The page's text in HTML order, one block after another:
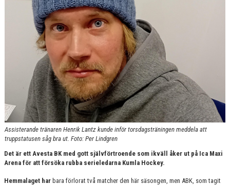
Assisterande tränaren Henrik Lantz kunde inför torsdagsträningen meddela att
truppstatusen såg bra ut. Foto: Per Lindgren
Det är ett Avesta BK med gott självförtroende som ikväll åker ut på Ica Maxi
Arena för att försöka rubba serieledarna Kumla Hockey.
Hemmalaget har bara förlorat två matcher den här säsongen, men ABK, som tagit